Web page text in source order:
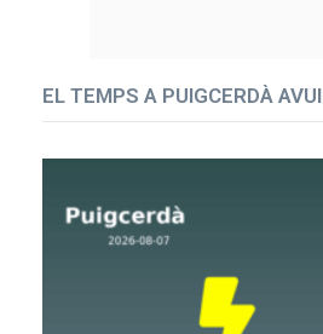
EL TEMPS A PUIGCERDÀ AVUI